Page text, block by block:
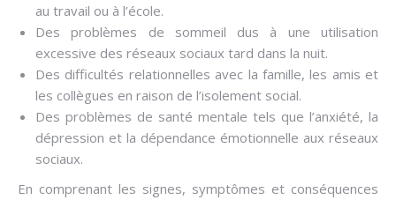
au travail ou à l’école.
Des problèmes de sommeil dus à une utilisation
excessive des réseaux sociaux tard dans la nuit.
Des difficultés relationnelles avec la famille, les amis et
les collègues en raison de l’isolement social.
Des problèmes de santé mentale tels que l’anxiété, la
dépression et la dépendance émotionnelle aux réseaux
sociaux.
En comprenant les signes, symptômes et conséquences